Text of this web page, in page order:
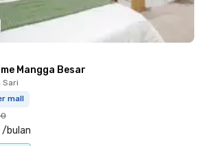
Mangga Besar
Sari
mall
/bulan